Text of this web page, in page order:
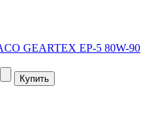
GEARTEX EP-5 80W-90